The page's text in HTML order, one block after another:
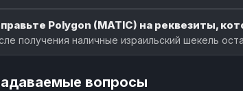
Polygon (MATIC) на реквезиты,
получения наличные израильский шекель
вопросы